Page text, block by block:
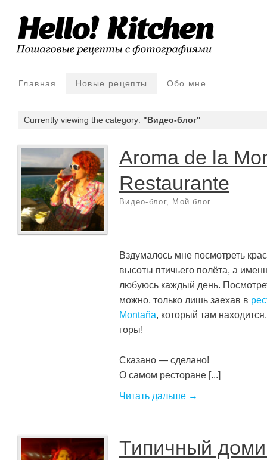
Главная Новые рецепты Обо мне
Currently viewing the category: "Видео-блог"
Aroma de la
Restaurante
Видео-блог, Мой блог
Вздумалось мне посмотреть
высоты птичьего полёта, а
любуюсь каждый день.
можно, только лишь заехав в
Montaña, который там
горы!
Сказано — сделано!
О самом ресторане [...]
Читать дальше →
Типичный